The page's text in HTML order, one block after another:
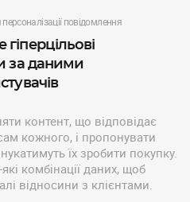
повідомлення
за даними
контент, що відповідає
кожного, і пропонувати
їх зробити покупку.
комбінації даних, щоб
відносини з клієнтами.